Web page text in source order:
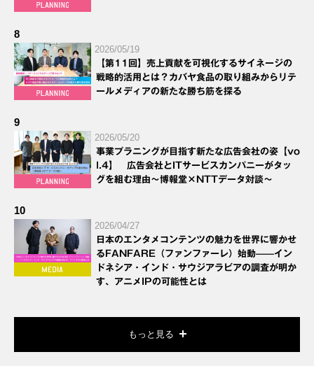
8
2026/05/19
【第11回】売上貢献を可視化するサイネージの
戦略的活用とは？カバヤ食品の取り組みからリテ
ールメディアの新たな勝ち筋を探る
9
2026/05/20
事業プラニングが目指す新たな広告会社の姿【vo
l.4】 広告会社とITサービスカンパニーがタッ
グを組む理由～博報堂×NTTデータ対談～
10
2026/04/27
日本のエンタメコンテンツの魅力を世界に響かせ
るFANFARE（ファンファーレ）始動——イン
ドネシア・インド・サウジアラビアの調査が明か
す、アニメIPの可能性とは
もっと見る